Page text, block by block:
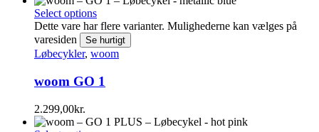
Select options
Dette vare har flere varianter. Mulighederne kan vælges på
varesiden
Se hurtigt
Løbecykler, woom
woom GO 1
2.299,00kr.